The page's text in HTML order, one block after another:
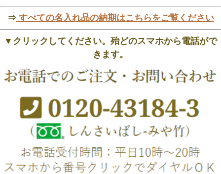
⇒すべての名入れ品の納期はこちらをご覧ください
▼クリックしてください。殆どのスマホから電話がで
きます。